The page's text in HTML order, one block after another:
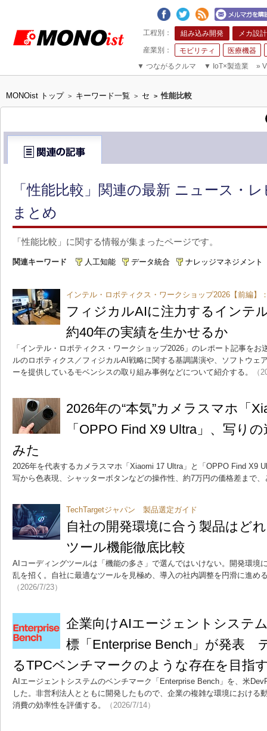
組み込み開発 メカ設計
モビリティ
医療機器
▼ つながるクルマ ▼ IoT×製造業 »
MONOist トップ > キーワード一覧 > セ >性能比較
「性能比較」関連の最新 ニュース・
まとめ
「性能比較」に関する情報が集まったページです。
関連キーワード 人工知能 データ統合 ナレッジマネジメント
インテル・ロボティクス・ワークショップ2026【前編】
フィジカルAIに注力するインテ
約40年の実績を生かせるか
「インテル・ロボティクス・ワークショップ2026」のレポート記事を
ルのロボティクス／フィジカルAI戦略に関する基調講演や、ソフトウェ
ーを提供しているモベンシスの取り組み事例などについて紹介する。
（
2026年の“本気”カメラスマホ「
「OPPO Find X9 Ultra」、写り
みた
2026年を代表するカメラスマホ「Xiaomi 17 Ultra」と「OPPO Find X9
写から色表現、シャッターボタンなどの操作性、約7万円の価格差まで
TechTargetジャパン 製品選定ガイド
自社の開発環境に合う製品はど
ツール機能徹底比較
AIコーディングツールは「機能の多さ」で選んではいけない。開発環境
乱を招く。自社に最適なツールを見極め、導入の社内調整を円滑に進め
（2026/7/23）
企業向けAIエージェントシステ
標「Enterprise Bench」が発表
るTPCベンチマークのような存在を目指
AIエージェントシステムのベンチマーク「Enterprise Bench」を、米
した。非営利法人とともに開発したもので、企業の複雑な環境における
消費の効率性を評価する。
（2026/7/14）